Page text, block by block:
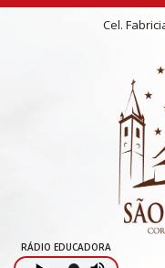
Cel.
RÁDIO EDUCADORA